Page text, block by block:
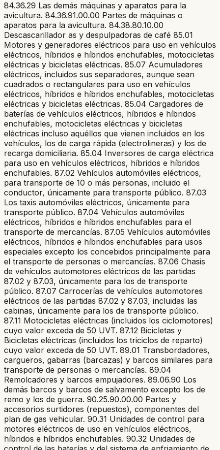
84.36.29 Las demás máquinas y aparatos para la
avicultura. 84.36.91.00.00 Partes de máquinas o
aparatos para la avicultura. 84.38.80.10.00
Descascarillador as y despulpadoras de café 85.01
Motores y generadores eléctricos para uso en vehículos
eléctricos, híbridos e híbridos enchufables, motocicletas
eléctricas y bicicletas eléctricas. 85.07 Acumuladores
eléctricos, incluidos sus separadores, aunque sean
cuadrados o rectangulares para uso en vehículos
eléctricos, híbridos e híbridos enchufables, motocicletas
eléctricas y bicicletas eléctricas. 85.04 Cargadores de
baterías de vehículos eléctricos, híbridos e híbridos
enchufables, motocicletas eléctricas y bicicletas
eléctricas incluso aquéllos que vienen incluidos en los
vehículos, los de carga rápida (electrolineras) y los de
recarga domiciliaria. 85.04 Inversores de carga eléctrica
para uso en vehículos eléctricos, híbridos e híbridos
enchufables. 87.02 Vehículos automóviles eléctricos,
para transporte de 10 o más personas, incluido el
conductor, únicamente para transporte público. 87.03
Los taxis automóviles eléctricos, únicamente para
transporte público. 87.04 Vehículos automóviles
eléctricos, híbridos e híbridos enchufables para el
transporte de mercancías. 87.05 Vehículos automóviles
eléctricos, híbridos e híbridos enchufables para usos
especiales excepto los concebidos principalmente para
el transporte de personas o mercancías. 87.06 Chasis
de vehículos automotores eléctricos de las partidas
87.02 y 87.03, únicamente para los de transporte
público. 87.07 Carrocerías de vehículos automotores
eléctricos de las partidas 87.02 y 87.03, incluidas las
cabinas, únicamente para los de transporte público.
87.11 Motocicletas eléctricas (incluidos los ciclomotores)
cuyo valor exceda de 50 UVT. 87.12 Bicicletas y
Bicicletas eléctricas (incluidos los triciclos de reparto)
cuyo valor exceda de 50 UVT. 89.01 Transbordadores,
cargueros, gabarras (barcazas) y barcos similares para
transporte de personas o mercancías. 89.04
Remolcadores y barcos empujadores. 89.06.90 Los
demás barcos y barcos de salvamento excepto los de
remo y los de guerra. 90.25.90.00.00 Partes y
accesorios surtidores (repuestos), componentes del
plan de gas vehicular. 90.31 Unidades de control para
motores eléctricos de uso en vehículos eléctricos,
híbridos e híbridos enchufables. 90.32 Unidades de